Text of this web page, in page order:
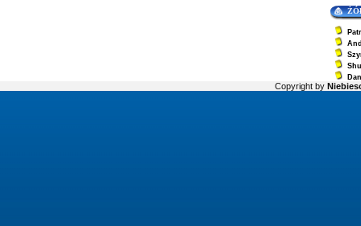
Copyright by